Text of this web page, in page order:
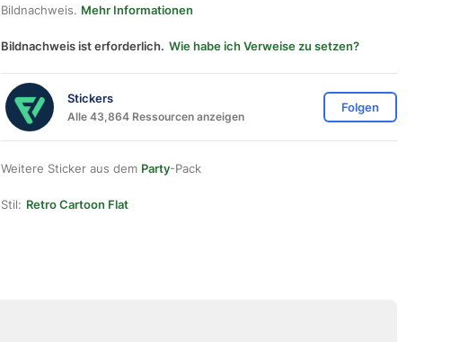
Bildnachweis. Mehr Informationen
Bildnachweis ist erforderlich. Wie habe ich Verweise zu setzen?
Stickers
Alle 43,864 Ressourcen anzeigen
Folgen
Weitere Sticker aus dem Party-Pack
Stil: Retro Cartoon Flat